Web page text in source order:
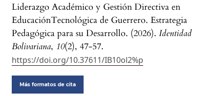
Liderazgo Académico y Gestión Directiva en
EducaciónTecnológica de Guerrero. Estrategia
Pedagógica para su Desarrollo. (2026). Identidad
Bolivariana, 10(2), 47-57.
https://doi.org/10.37611/IB10ol2%p
Más formatos de cita